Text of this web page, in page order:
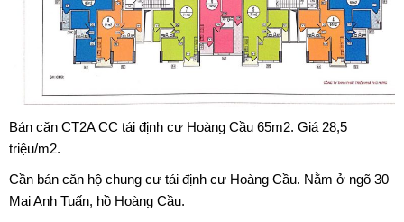
Bán căn CT2A CC tái định cư Hoàng Cầu 65m2. Giá 28,5
triệu/m2.
Cần bán căn hộ chung cư tái định cư Hoàng Cầu. Nằm ở ngõ 30
Mai Anh Tuấn, hồ Hoàng Cầu.